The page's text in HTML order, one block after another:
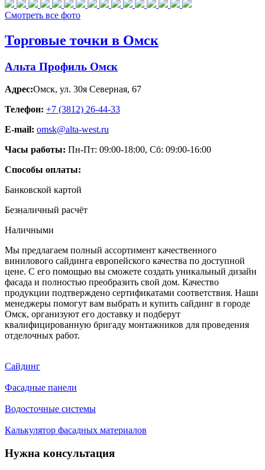
Смотреть все фото
Торговые точки в Омск
Альта Профиль Омск
Адрес:Омск, ул. 30я Северная, 67
Телефон: +7 (3812) 26‑44-33
E-mail: omsk@alta-west.ru
Часы работы: Пн-Пт: 09:00-18:00, Сб: 09:00-16:00
Способы оплаты:
Банковской картой
Безналичный расчёт
Наличными
Мы предлагаем полный ассортимент качественного
винилового сайдинга европейского качества по доступной
цене. С его помощью вы сможете создать уникальный дизайн
фасада и полностью преобразить свой дом. Качество
продукции подтверждено сертификатами соответствия. Наши
менеджеры помогут вам выбрать и купить сайдинг в городе
Омск, организуют его доставку и подберут
квалифицированную бригаду монтажников для проведения
отделочных работ.
Сайдинг
Фасадные панели
Водосточные системы
Калькулятор фасадных материалов
Нужна консультация